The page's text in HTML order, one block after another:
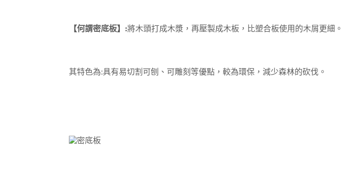
【何謂密底板】:將木頭打成木漿，再壓製成木板，比塑合板使用的木屑更細。
其特色為:具有易切割可刨、可雕刻等優點，較為環保，減少森林的砍伐。